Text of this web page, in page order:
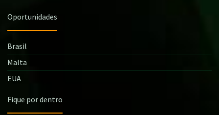
Oportunidades
Brasil
Malta
EUA
Fique por dentro